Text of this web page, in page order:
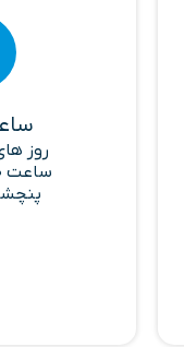
روز
ساعت 10 صبح الی 17